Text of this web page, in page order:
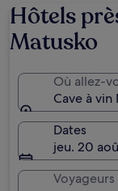
Hôtels
Matusko
Où allez-
Cave à
Dates
jeu. 20
Voyageurs